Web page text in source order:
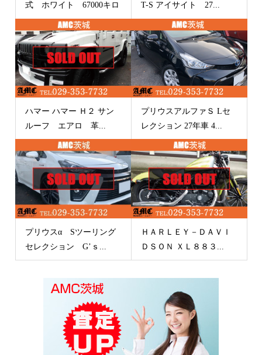
式 ホワイト 67000キロ
T-S アイサイト 27...
ハマー ハマー Ｈ２ サン
ルーフ エアロ 革...
プリウスアルファＳ Lセ
レクション 27年車 4...
プリウスα Sツーリング
セレクション G’ｓ...
ＨＡＲＬＥＹ－ＤＡＶＩ
ＤＳＯＮ ＸＬ８８３...